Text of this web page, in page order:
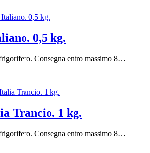
0,5 kg.
Consegna entro massimo 8…
Trancio. 1 kg.
Consegna entro massimo 8…